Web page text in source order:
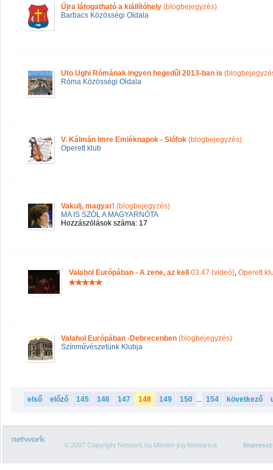
Újra látogatható a kiállítóhely (blogbejegyzés)
Barbacs Közösségi Oldala
Uto Ughi Rómának ingyen hegedűl 2013-ban is
Róma Közösségi Oldala
V. Kálmán Imre Emléknapok - Siófok (blogbejegyzés)
Operett klub
Vakulj, magyar! (blogbejegyzés)
MA IS SZÓL A MAGYARNÓTA
Hozzászólások száma: 17
Valahol Európában - A zene, az kell 03:47 (videó), Operett
Valahol Európában -Debrecenben (blogbejegyzés)
Színművészetünk Klubja
első előző 145 146 147 148 149 150 ... 154 következő
© 2007 Copyright Network.hu Minden jog fenntartva.